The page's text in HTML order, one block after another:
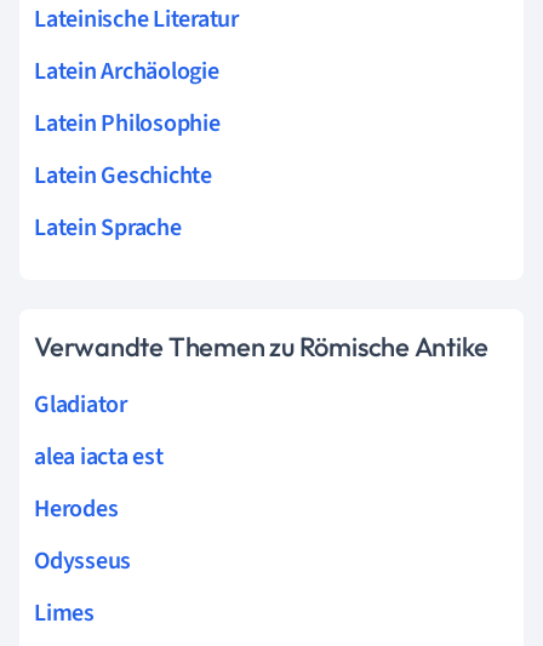
Lateinische Literatur
Latein Archäologie
Latein Philosophie
Latein Geschichte
Latein Sprache
Verwandte Themen zu Römische Antike
Gladiator
alea iacta est
Herodes
Odysseus
Limes